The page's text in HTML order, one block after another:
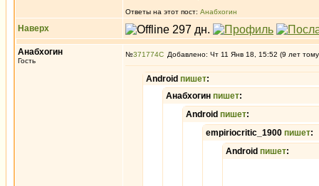
Ответы на этот пост: Анабхогин
Наверх
Анабхогин
Гость
№371774 Добавлено: Чт 11 Янв 18, 15:52 (9 лет
Android пишет:
Анабхогин пишет:
Android пишет:
empiriocritic_1900 пишет:
Android пишет: